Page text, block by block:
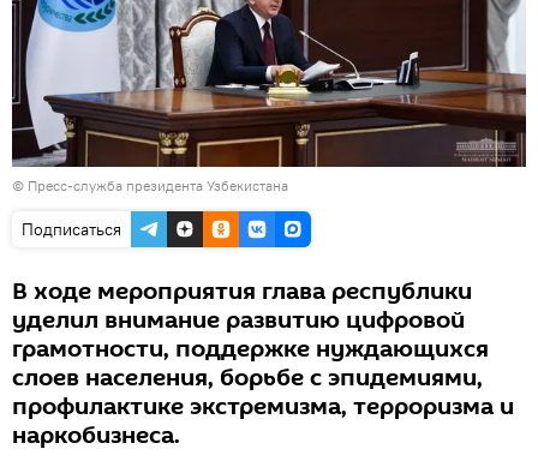
© Пресс-служба президента Узбекистана
Подписаться
В ходе мероприятия глава республики
уделил внимание развитию цифровой
грамотности, поддержке нуждающихся
слоев населения, борьбе с эпидемиями,
профилактике экстремизма, терроризма и
наркобизнеса.